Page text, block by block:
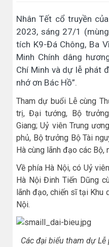
Nhân Tết cổ truyền
2023, sáng 27/1
tích K9-Đá Chông, Ba
Minh Chính dâng
Chí Minh và dự lễ phát
nhớ ơn Bác Hồ”.
Tham dự buổi Lễ cùng
trị, Đại tướng, Bộ
Giang; Uỷ viên Trung
phủ, Bộ trưởng Bộ Tài
Hà cùng lãnh đạo các Bộ,
Về phía Hà Nội, có Uỷ
Hà Nội Đinh Tiến Dũng
lãnh đạo, chiến sĩ tại Khu
Nội.
Các đại biểu tham dự